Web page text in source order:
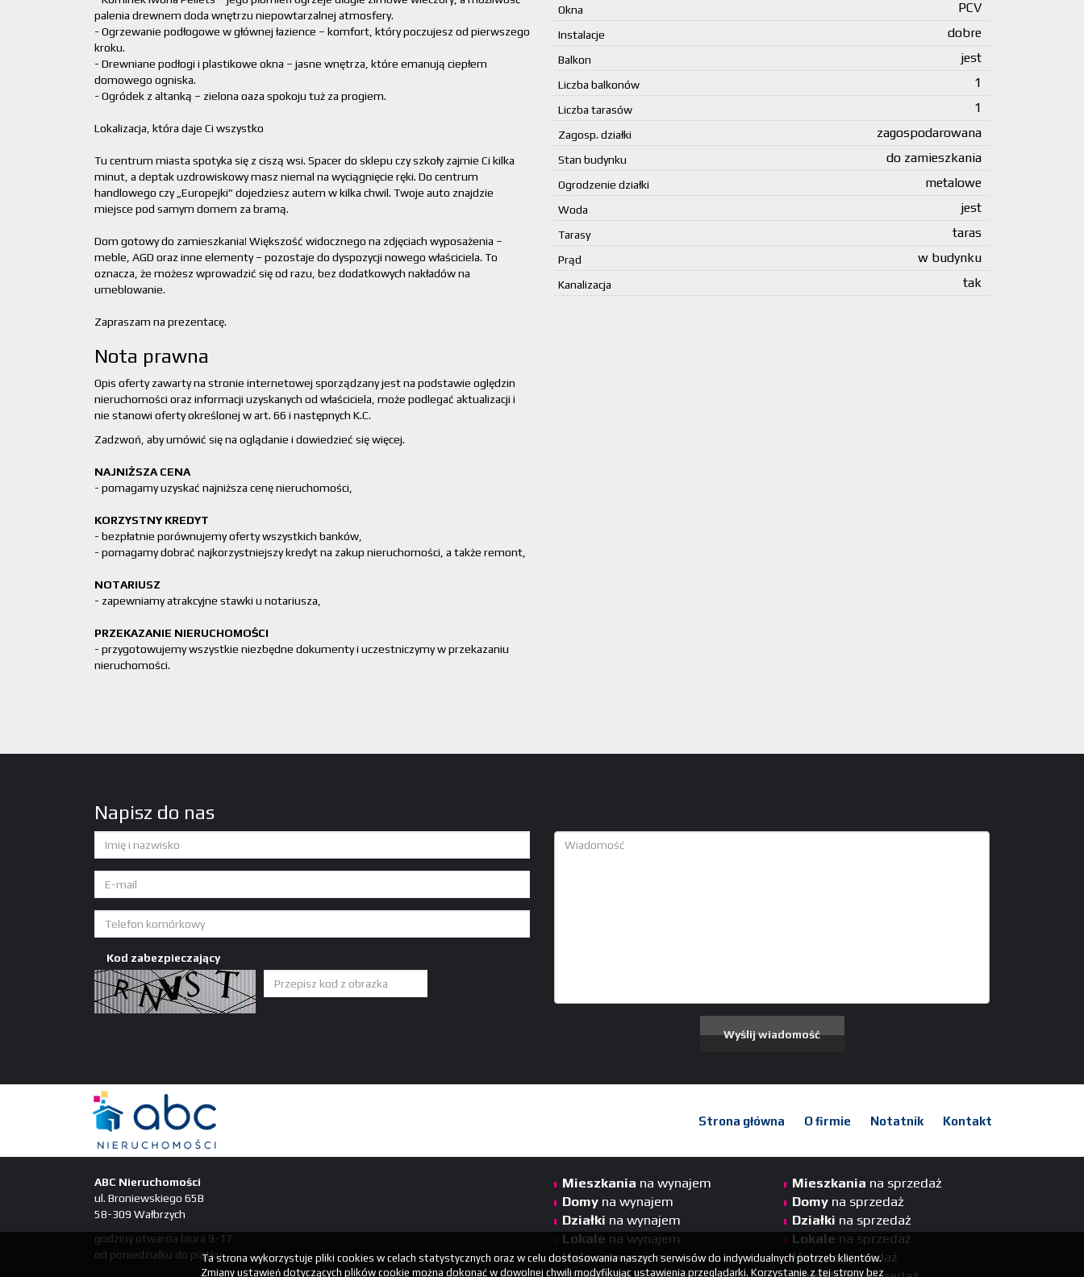
palenia drewnem doda wnętrzu niepowtarzalnej atmosfery.
- Ogrzewanie podłogowe w głównej łazience – komfort, który poczujesz od pierwszego
kroku.
- Drewniane podłogi i plastikowe okna – jasne wnętrza, które emanują ciepłem
domowego ogniska.
- Ogródek z altanką – zielona oaza spokoju tuż za progiem.
Lokalizacja, która daje Ci wszystko
Tu centrum miasta spotyka się z ciszą wsi. Spacer do sklepu czy szkoły zajmie Ci kilka
minut, a deptak uzdrowiskowy masz niemal na wyciągnięcie ręki. Do centrum
handlowego czy „Europejki” dojedziesz autem w kilka chwil. Twoje auto znajdzie
miejsce pod samym domem za bramą.
Dom gotowy do zamieszkania! Większość widocznego na zdjęciach wyposażenia –
meble, AGD oraz inne elementy – pozostaje do dyspozycji nowego właściciela. To
oznacza, że możesz wprowadzić się od razu, bez dodatkowych nakładów na
umeblowanie.
Zapraszam na prezentacę.
Nota prawna
Opis oferty zawarty na stronie internetowej sporządzany jest na podstawie oględzin
nieruchomości oraz informacji uzyskanych od właściciela, może podlegać aktualizacji i
nie stanowi oferty określonej w art. 66 i następnych K.C.
Zadzwoń, aby umówić się na oglądanie i dowiedzieć się więcej.
NAJNIŻSZA CENA
- pomagamy uzyskać najniższa cenę nieruchomości,
KORZYSTNY KREDYT
- bezpłatnie porównujemy oferty wszystkich banków,
- pomagamy dobrać najkorzystniejszy kredyt na zakup nieruchomości, a także remont,
NOTARIUSZ
- zapewniamy atrakcyjne stawki u notariusza,
PRZEKAZANIE NIERUCHOMOŚCI
- przygotowujemy wszystkie niezbędne dokumenty i uczestniczymy w przekazaniu
nieruchomości.
Okna PCV
Instalacje dobre
Balkon jest
Liczba balkonów 1
Liczba tarasów 1
Zagosp. działki zagospodarowana
Stan budynku do zamieszkania
Ogrodzenie działki metalowe
Woda jest
Tarasy taras
Prąd w budynku
Kanalizacja tak
Napisz do nas
Kod zabezpieczający
Strona główna O firmie Notatnik Kontakt
ABC Nieruchomości
ul. Broniewskiego 65B
58-309 Wałbrzych
godziny otwarcia biura 9-17
od poniedziałku do piątku
Mieszkania na wynajem
Domy na wynajem
Działki na wynajem
Lokale na wynajem
Halena wynajem
Mieszkania na sprzedaż
Domy na sprzedaż
Działki na sprzedaż
Lokale na sprzedaż
Halena sprzedaż
Ta strona wykorzystuje pliki cookies w celach statystycznych oraz w celu dostosowania naszych serwisów do indywidualnych potrzeb klientów.
Zmiany ustawień dotyczących plików cookie można dokonać w dowolnej chwili modyfikując ustawienia przeglądarki. Korzystanie z tej strony bez